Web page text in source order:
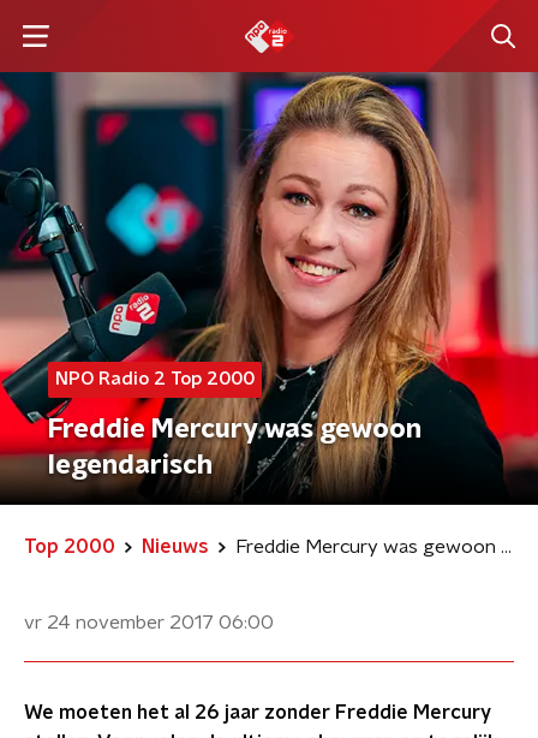
NPO Radio 2 Top 2000
Freddie Mercury was gewoon
legendarisch
Top 2000 Nieuws Freddie Mercury was gewoon legendarisch
vr 24 november 2017 06:00
We moeten het al 26 jaar zonder Freddie Mercury